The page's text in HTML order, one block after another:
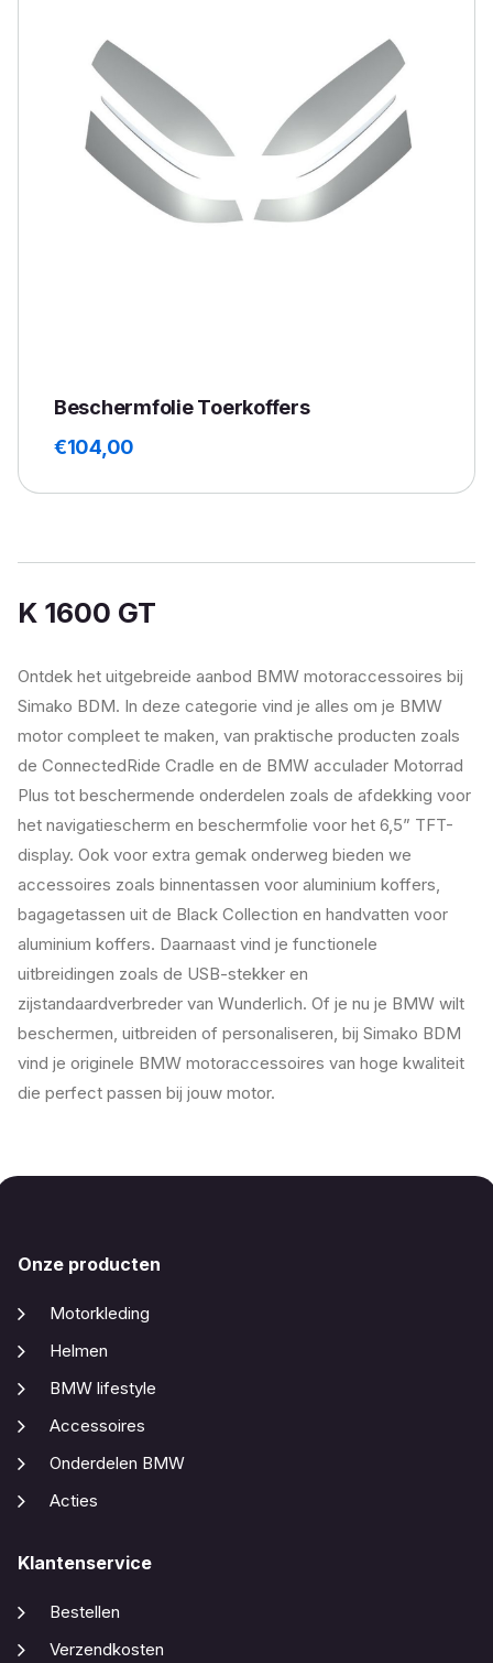
Beschermfolie Toerkoffers
€104,00
K 1600 GT
Ontdek het uitgebreide aanbod BMW motoraccessoires bij
Simako BDM. In deze categorie vind je alles om je BMW
motor compleet te maken, van praktische producten zoals
de ConnectedRide Cradle en de BMW acculader Motorrad
Plus tot beschermende onderdelen zoals de afdekking voor
het navigatiescherm en beschermfolie voor het 6,5” TFT-
display. Ook voor extra gemak onderweg bieden we
accessoires zoals binnentassen voor aluminium koffers,
bagagetassen uit de Black Collection en handvatten voor
aluminium koffers. Daarnaast vind je functionele
uitbreidingen zoals de USB-stekker en
zijstandaardverbreder van Wunderlich. Of je nu je BMW wilt
beschermen, uitbreiden of personaliseren, bij Simako BDM
vind je originele BMW motoraccessoires van hoge kwaliteit
die perfect passen bij jouw motor.
Onze producten
Motorkleding
Helmen
BMW lifestyle
Accessoires
Onderdelen BMW
Acties
Klantenservice
Bestellen
Verzendkosten